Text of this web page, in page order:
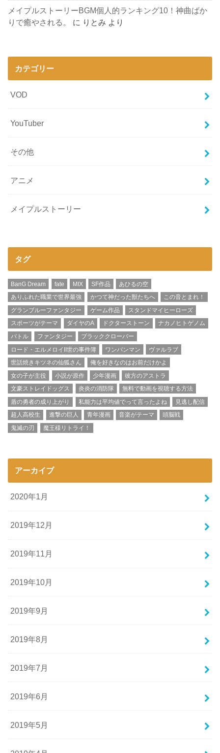
メイプルストーリーBGM個人的ランキング10！神曲ばか
りで癒やされる。
に りとみ より
カテゴリー
VOD
YouTuber
その他
アニメ
メイプルストーリー
タグ
BanG Dream fate MIX SF作品
あひるの空
ありふれた職業で世界最強
かつて神だった獣たちへ
この音とまれ！
グランブルーファンタジー
ゲーム作品
スタンドマイヒーローズ
スポーツがテーマ
ダイヤのA ドクターストーン
ナカノヒトゲノム
バトル
ファンタジー
ブラッククローバー
ロード・エルメロイII世の事件簿
ワンパンマン
ヴァルラブ
世話焼きキツネの仙狐さん
俺を好きなのはお前だけかよ
女の子が主役
小説が原作 少年漫画
彼方のアストラ
文豪ストレイドッグス
炎炎の消防隊
無料で動画を視聴する方法
盾の勇者の成り上がり
私能力は平均値でって言ったよね
見逃し配信
超人高校生
進撃の巨人 青年漫画 音楽がテーマ
頭脳戦
鬼滅の刃
魔王様リトライ！
アーカイブ
2020年1月
2019年12月
2019年11月
2019年10月
2019年9月
2019年8月
2019年7月
2019年6月
2019年5月